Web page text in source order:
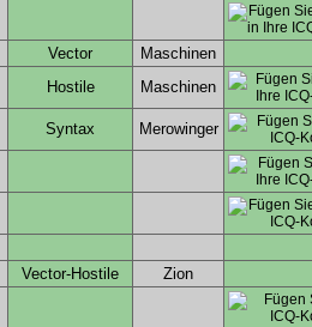
Vector
Maschinen
Hostile Maschinen
Syntax Merowinger
Vector-Hostile
Zion